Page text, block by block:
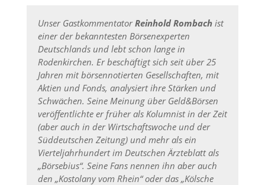
Unser GastkommentatorReinhold Rombachist
einer der bekanntesten Börsenexperten
Deutschlands und lebt schon lange in
Rodenkirchen. Er beschäftigt sich seit über 25
Jahren mit börsennotierten Gesellschaften, mit
Aktien und Fonds, analysiert ihre Stärken und
Schwächen. Seine Meinung über Geld&Börsen
veröffentlichte er früher als Kolumnist in der Zeit
(aber auch in der Wirtschaftswoche und der
Süddeutschen Zeitung) und mehr als ein
Vierteljahrhundert im Deutschen Ärzteblatt als
„Börsebius“. Seine Fans nennen ihn aber auch
den „Kostolany vom Rhein“ oder das „Kölsche